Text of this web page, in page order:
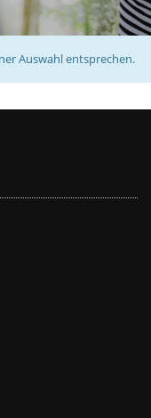
Auswahl entsprechen.